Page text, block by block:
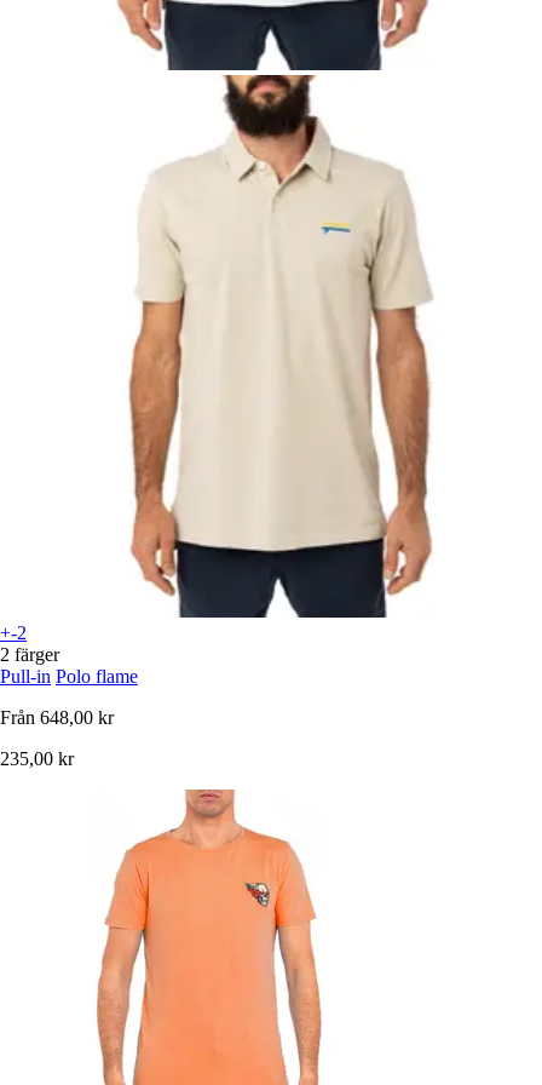
+-2
2 färger
Pull-in Polo flame
Från 648,00 kr
235,00 kr